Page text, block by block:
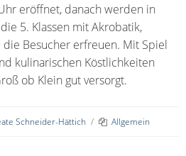
eröffnet, danach werden in
5. Klassen mit Akrobatik,
die Besucher erfreuen. Mit Spiel
kulinarischen Köstlichkeiten
ob Klein gut versorgt.
Schneider-Hättich / Allgemein